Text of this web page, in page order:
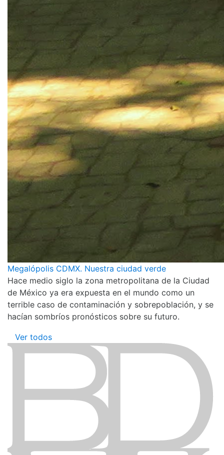
Megalópolis CDMX. Nuestra ciudad verde
Hace medio siglo la zona metropolitana de la Ciudad
de México ya era expuesta en el mundo como un
terrible caso de contaminación y sobrepoblación, y se
hacían sombríos pronósticos sobre su futuro.
Ver todos